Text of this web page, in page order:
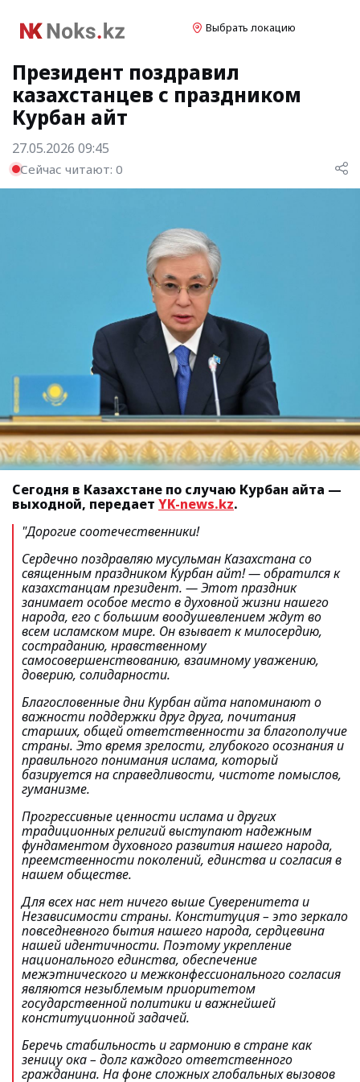
Выбрать локацию
Президент поздравил
казахстанцев с праздником
Курбан айт
27.05.2026 09:45
Сейчас читают: 0
Сегодня в Казахстане по случаю Курбан айта —
выходной, передает YK-news.kz.
"Дорогие соотечественники!
Сердечно поздравляю мусульман Казахстана со
священным праздником Курбан айт!— обратился к
казахстанцам президент. —Этот праздник
занимает особое место в духовной жизни нашего
народа, его с большим воодушевлением ждут во
всем исламском мире. Он взывает к милосердию,
состраданию, нравственному
самосовершенствованию, взаимному уважению,
доверию, солидарности.
Благословенные дни Курбан айта напоминают о
важности поддержки друг друга, почитания
старших, общей ответственности за благополучие
страны. Это время зрелости, глубокого осознания и
правильного понимания ислама, который
базируется на справедливости, чистоте помыслов,
гуманизме.
Прогрессивные ценности ислама и других
традиционных религий выступают надежным
фундаментом духовного развития нашего народа,
преемственности поколений, единства и согласия в
нашем обществе.
Для всех нас нет ничего выше Суверенитета и
Независимости страны. Конституция – это зеркало
повседневного бытия нашего народа, сердцевина
нашей идентичности. Поэтому укрепление
национального единства, обеспечение
межэтнического и межконфессионального согласия
являются незыблемым приоритетом
государственной политики и важнейшей
конституционной задачей.
Беречь стабильность и гармонию в стране как
зеницу ока – долг каждого ответственного
гражданина. На фоне сложных глобальных вызовов